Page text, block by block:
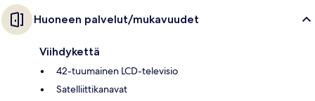
Huoneen palvelut/mukavuudet
Viihdykettä
42-tuumainen LCD-televisio
Satelliittikanavat